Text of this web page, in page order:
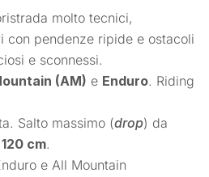
molto tecnici,
con pendenze ripide e ostacoli
e sconnessi.
(AM) e Enduro. Riding
Salto massimo (drop) da
cm.
e All Mountain